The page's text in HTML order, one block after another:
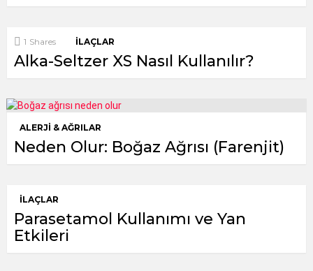
1 Shares İLAÇLAR
Alka-Seltzer XS Nasıl Kullanılır?
ALERJI & AĞRILAR
Neden Olur: Boğaz Ağrısı (Farenjit)
İLAÇLAR
Parasetamol Kullanımı ve Yan
Etkileri